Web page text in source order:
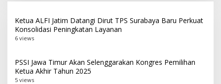
Ketua ALFI Jatim Datangi Dirut TPS Surabaya Baru Perkuat
Konsolidasi Peningkatan Layanan
6 views
PSSI Jawa Timur Akan Selenggarakan Kongres Pemilihan
Ketua Akhir Tahun 2025
5 views